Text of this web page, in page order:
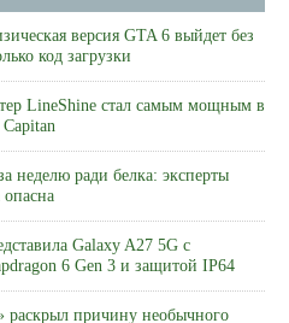
версия GTA 6 выйдет без
код загрузки
LineShine стал самым мощным в
неделю ради белка: эксперты
Galaxy A27 5G с
6 Gen 3 и защитой IP64
раскрыл причину необычного